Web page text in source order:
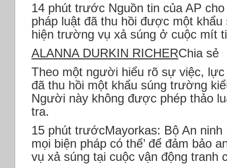
14 phút trước Nguồn tin của AP
pháp luật đã thu hồi được một
hiện trường vụ xả súng ở cuộc mít
ALANNA DURKIN RICHERChia sẻ
Theo một người hiểu rõ sự việc,
đã thu hồi một khẩu súng trường
Người này không được phép thảo
tra.
15 phút trướcMayorkas: Bộ An ninh
mọi biện pháp có thể’ để đảm bảo
vụ xả súng tại cuộc vận động